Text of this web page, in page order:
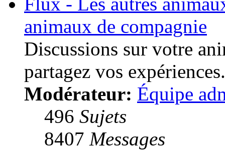
animaux de compagnie
Discussions sur votre
partagez vos expériences.
Modérateur: Équipe
496 Sujets
8407 Messages